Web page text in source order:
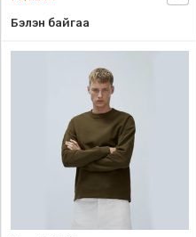
Бэлэн байгаа